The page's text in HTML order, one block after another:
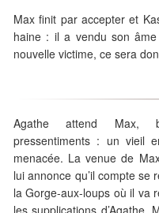
Max finit par accepter et
haine : il a vendu son
nouvelle victime, ce sera
Agathe attend Max,
pressentiments : un vieil
menacée. La venue de
lui annonce qu’il compte
la Gorge-aux-loups où il va